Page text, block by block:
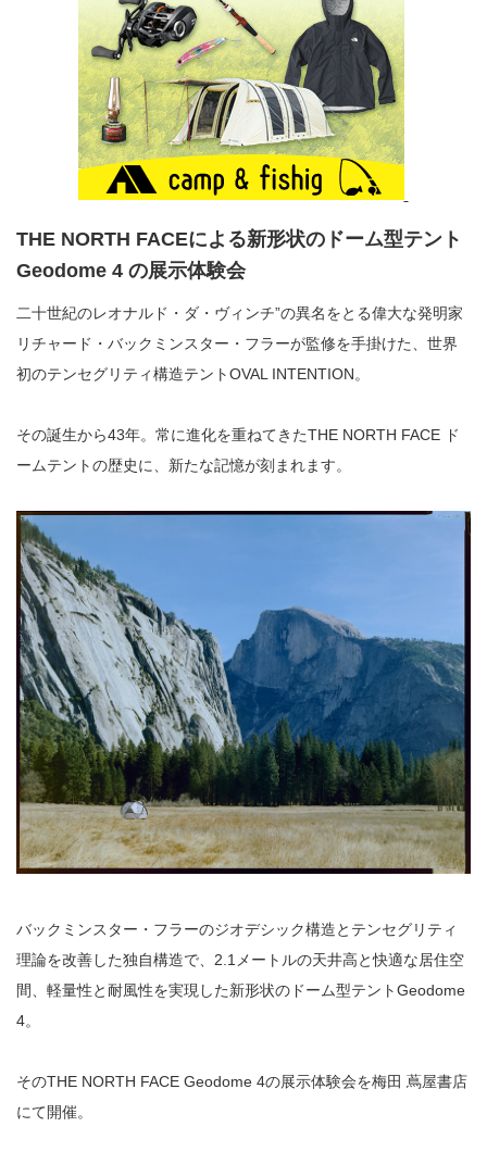
THE NORTH FACEによる新形状のドーム型テント
Geodome 4 の展示体験会
二十世紀のレオナルド・ダ・ヴィンチ”の異名をとる偉大な発明家
リチャード・バックミンスター・フラーが監修を手掛けた、世界
初のテンセグリティ構造テントOVAL INTENTION。
その誕生から43年。常に進化を重ねてきたTHE NORTH FACE ド
ームテントの歴史に、新たな記憶が刻まれます。
バックミンスター・フラーのジオデシック構造とテンセグリティ
理論を改善した独自構造で、2.1メートルの天井高と快適な居住空
間、軽量性と耐風性を実現した新形状のドーム型テントGeodome
4。
そのTHE NORTH FACE Geodome 4の展示体験会を梅田 蔦屋書店
にて開催。